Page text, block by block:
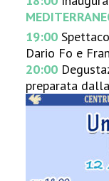
19:00
Dario Fo e
20:00
preparata